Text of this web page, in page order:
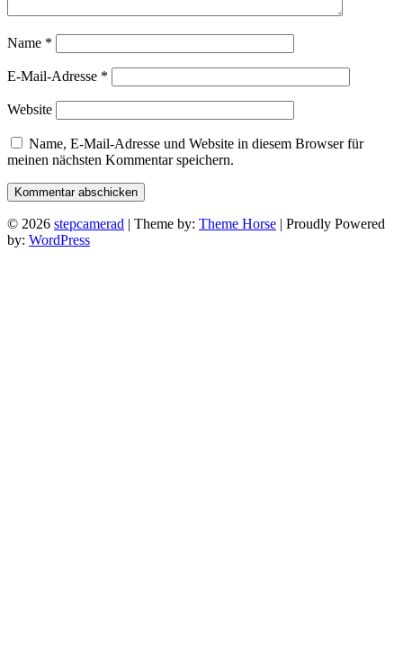
Name *
E-Mail-Adresse *
Website
Name, E-Mail-Adresse und Website in diesem Browser für
meinen nächsten Kommentar speichern.
© 2026 stepcamerad | Theme by: Theme Horse | Proudly Powered
by: WordPress